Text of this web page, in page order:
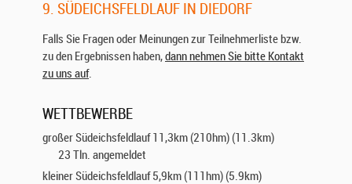
9. SÜDEICHSFELDLAUF IN DIEDORF
Falls Sie Fragen oder Meinungen zur Teilnehmerliste bzw.
zu den Ergebnissen haben,dann nehmen Sie bitte Kontakt
zu uns auf.
WETTBEWERBE
großer Südeichsfeldlauf 11,3km (210hm) (11.3km)
23 Tln. angemeldet
kleiner Südeichsfeldlauf 5,9km (111hm) (5.9km)